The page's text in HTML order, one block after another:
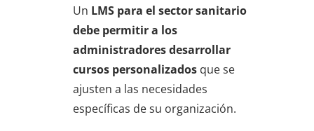
Un LMS para el sector sanitario
debe permitir a los
administradores desarrollar
cursos personalizados que se
ajusten a las necesidades
específicas de su organización.